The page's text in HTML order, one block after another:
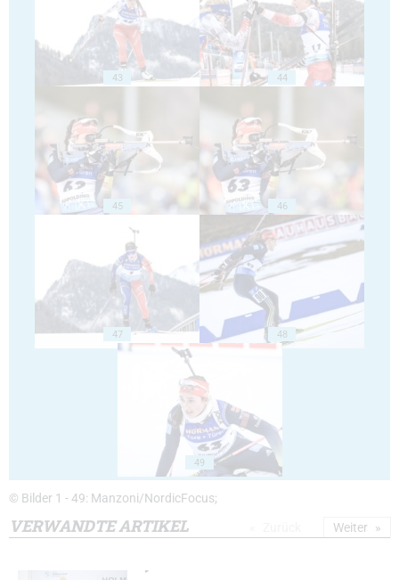
43 44
45 46
47 48
49
© Bilder 1 - 49: Manzoni/NordicFocus;
VERWANDTE ARTIKEL Weiter